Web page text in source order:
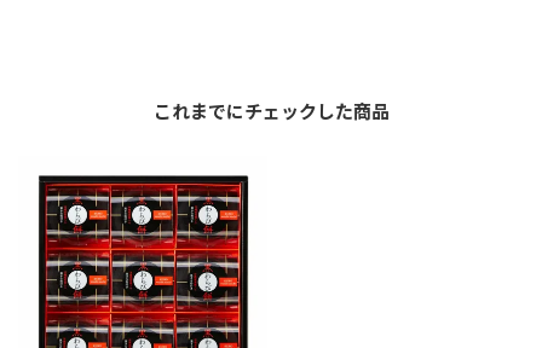
これまでにチェックした商品